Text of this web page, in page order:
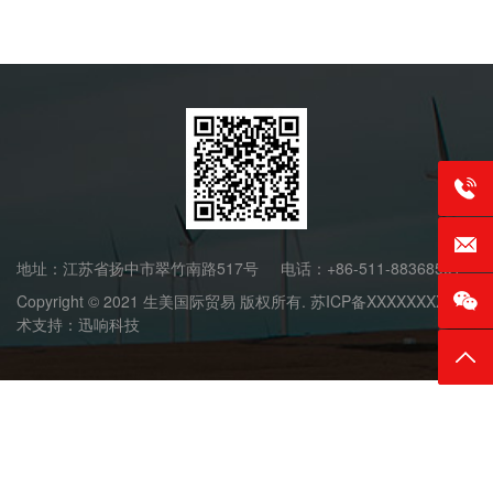
地址：江苏省扬中市翠竹南路517号 电话：+86-511-88368551
Copyright © 2021 生美国际贸易 版权所有. 苏ICP备XXXXXXXX. 技
术支持：迅响科技
联系
E-
返回